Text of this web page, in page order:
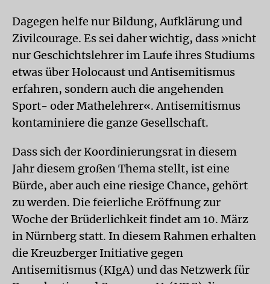
Dagegen helfe nur Bildung, Aufklärung und
Zivilcourage. Es sei daher wichtig, dass »nicht
nur Geschichtslehrer im Laufe ihres Studiums
etwas über Holocaust und Antisemitismus
erfahren, sondern auch die angehenden
Sport- oder Mathelehrer«. Antisemitismus
kontaminiere die ganze Gesellschaft.
Dass sich der Koordinierungsrat in diesem
Jahr diesem großen Thema stellt, ist eine
Bürde, aber auch eine riesige Chance, gehört
zu werden. Die feierliche Eröffnung zur
Woche der Brüderlichkeit findet am 10. März
in Nürnberg statt. In diesem Rahmen erhalten
die Kreuzberger Initiative gegen
Antisemitismus (KIgA) und das Netzwerk für